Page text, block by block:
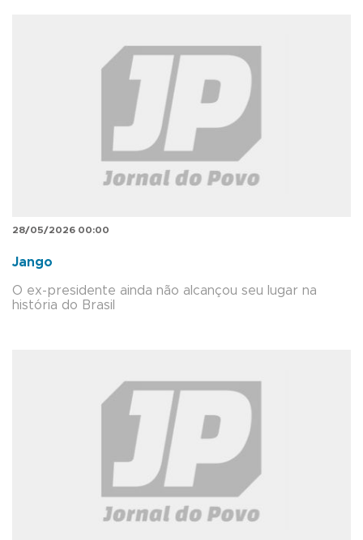
28/05/2026 00:00
Jango
O ex-presidente ainda não alcançou seu lugar na
história do Brasil